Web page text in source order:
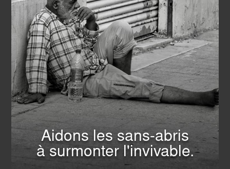
SOLIDARITÉ- 22.07.2026
Camp des jeunes : handicap et
fraternité
EN SAVOIR PLUS
Aidons les sans-abris
à surmonter l'invivable.